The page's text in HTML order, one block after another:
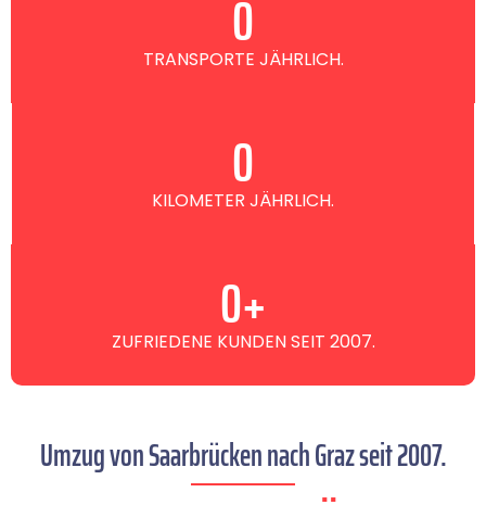
TRANSPORTE JÄHRLICH.
0
KILOMETER JÄHRLICH.
0
ZUFRIEDENE KUNDEN SEIT 2007.
0+
Umzug von Saarbrücken nach Graz seit 2007.